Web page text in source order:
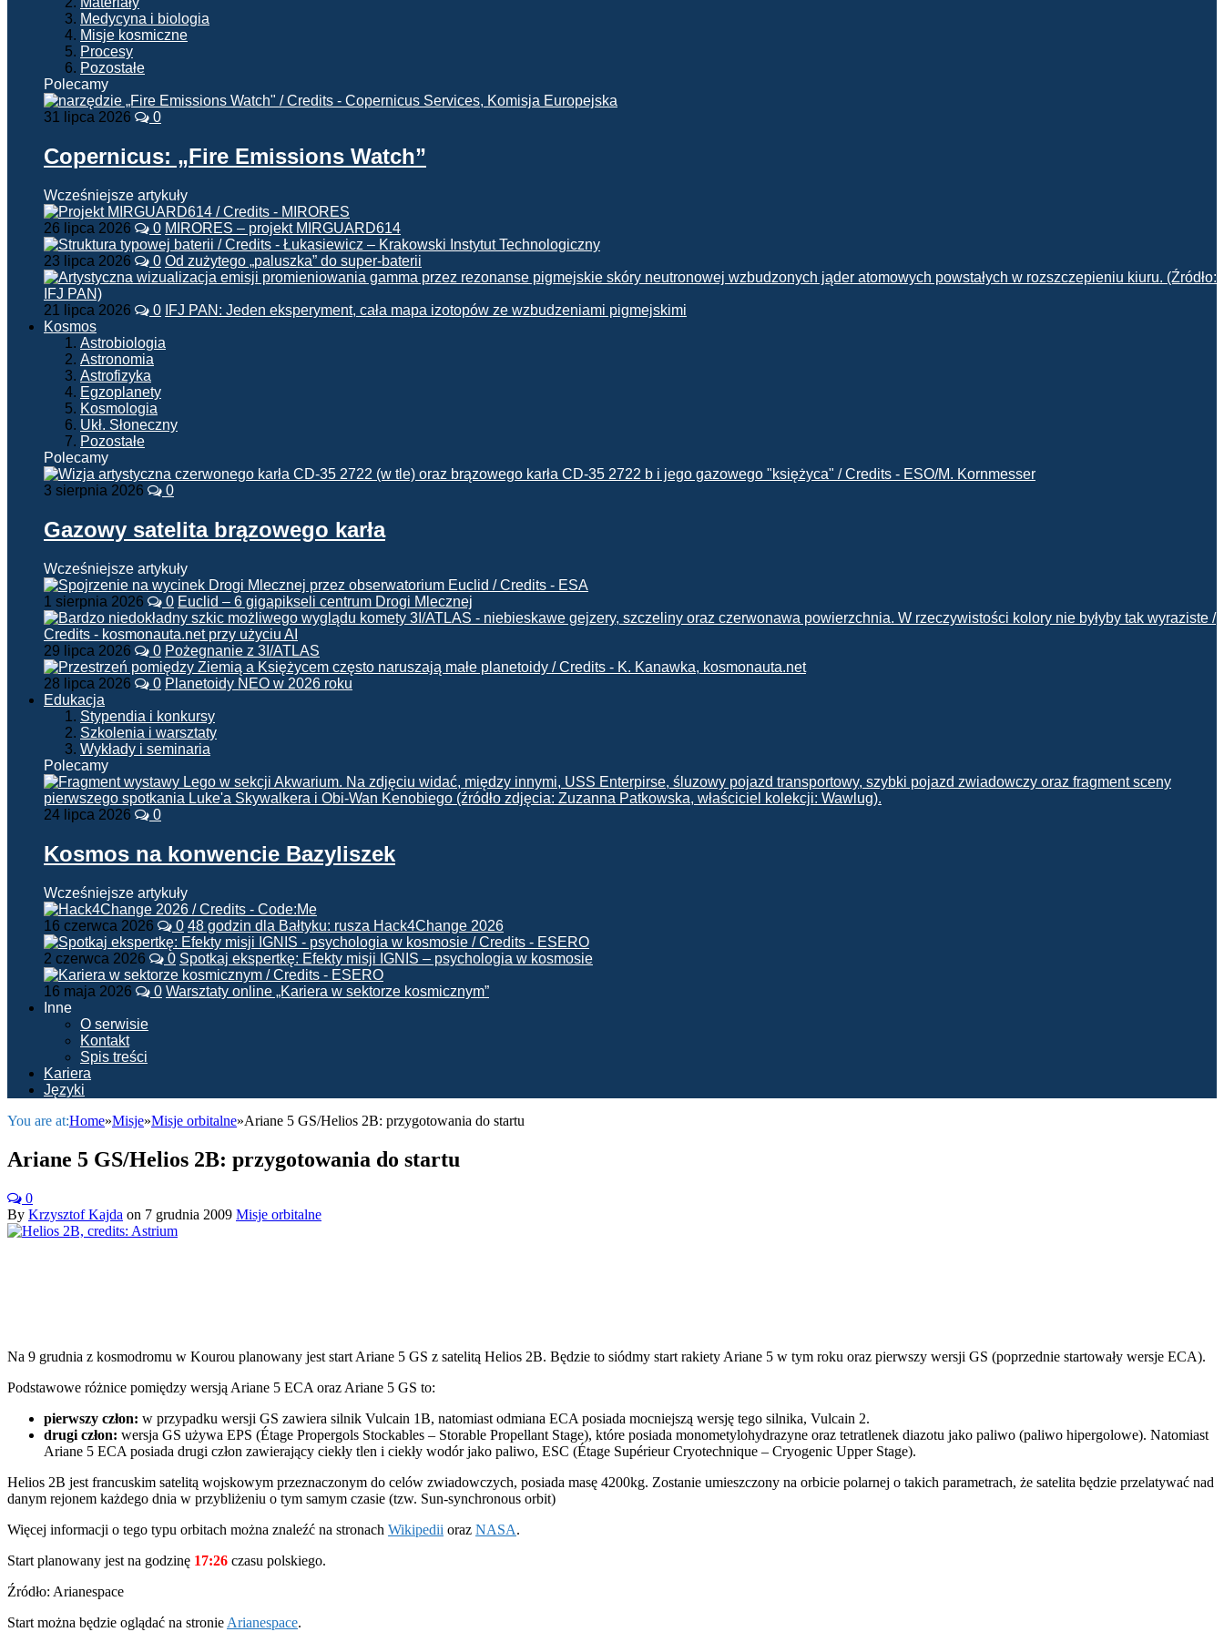
Medycyna i biologia
Misje kosmiczne
Procesy
Pozostałe
Polecamy
31 lipca 2026 0
Copernicus: „Fire Emissions Watch”
Wcześniejsze artykuły
26 lipca 2026 0 MIRORES – projekt MIRGUARD614
23 lipca 2026 0 Od zużytego „paluszka” do super-baterii
21 lipca 2026 0 IFJ PAN: Jeden eksperyment, cała mapa izotopów ze wzbudzeniami pigmejskimi
Kosmos
Astrobiologia
Astronomia
Astrofizyka
Egzoplanety
Kosmologia
Ukł. Słoneczny
Pozostałe
Polecamy
3 sierpnia 2026 0
Gazowy satelita brązowego karła
Wcześniejsze artykuły
1 sierpnia 2026 0 Euclid – 6 gigapikseli centrum Drogi Mlecznej
29 lipca 2026 0 Pożegnanie z 3I/ATLAS
28 lipca 2026 0 Planetoidy NEO w 2026 roku
Edukacja
Stypendia i konkursy
Szkolenia i warsztaty
Wykłady i seminaria
Polecamy
24 lipca 2026 0
Kosmos na konwencie Bazyliszek
Wcześniejsze artykuły
16 czerwca 2026 0 48 godzin dla Bałtyku: rusza Hack4Change 2026
2 czerwca 2026 0 Spotkaj ekspertkę: Efekty misji IGNIS – psychologia w kosmosie
16 maja 2026 0 Warsztaty online „Kariera w sektorze kosmicznym”
Inne
O serwisie
Kontakt
Spis treści
Kariera
Języki
You are at:Home»Misje»Misje orbitalne»Ariane 5 GS/Helios 2B: przygotowania do startu
Ariane 5 GS/Helios 2B: przygotowania do startu
0
By Krzysztof Kajda on 7 grudnia 2009 Misje orbitalne
Na 9 grudnia z kosmodromu w Kourou planowany jest start Ariane 5 GS z satelitą Helios 2B. Będzie to siódmy start rakiety Ariane 5 w tym roku oraz pierwszy wersji GS (poprzednie startowały wersje ECA).
Podstawowe różnice pomiędzy wersją Ariane 5 ECA oraz Ariane 5 GS to:
pierwszy człon: w przypadku wersji GS zawiera silnik Vulcain 1B, natomiast odmiana ECA posiada mocniejszą wersję tego silnika, Vulcain 2.
drugi człon: wersja GS używa EPS (Étage Propergols Stockables – Storable Propellant Stage), które posiada monometylohydrazyne oraz tetratlenek diazotu jako paliwo (paliwo hipergolowe). Natomiast
Ariane 5 ECA posiada drugi człon zawierający ciekły tlen i ciekły wodór jako paliwo, ESC (Étage Supérieur Cryotechnique – Cryogenic Upper Stage).
Helios 2B jest francuskim satelitą wojskowym przeznaczonym do celów zwiadowczych, posiada masę 4200kg. Zostanie umieszczony na orbicie polarnej o takich parametrach, że satelita będzie przelatywać nad
danym rejonem każdego dnia w przybliżeniu o tym samym czasie (tzw. Sun-synchronous orbit)
Więcej informacji o tego typu orbitach można znaleźć na stronach Wikipedii oraz NASA.
Start planowany jest na godzinę 17:26 czasu polskiego.
Źródło: Arianespace
Start można będzie oglądać na stronie Arianespace.